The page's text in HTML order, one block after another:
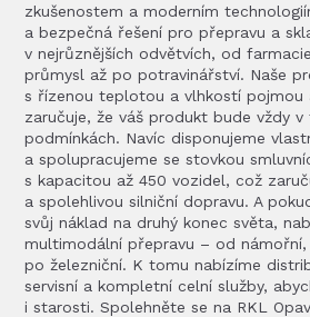
zkušenostem a moderním
a bezpečná řešení pro přepravu a
v nejrůznějších odvětvích, od
průmysl až po potravinářství. Naše
s řízenou teplotou a vlhkostí
zaručuje, že váš produkt bude vždy v
podmínkách. Navíc disponujeme
a spolupracujeme se stovkou
s kapacitou až 450 vozidel, což
a spolehlivou silniční dopravu. A
svůj náklad na druhý konec světa,
multimodální přepravu – od
po železniční. K tomu nabízíme
servisní a kompletní celní služby,
i starosti. Spolehněte se na RKL